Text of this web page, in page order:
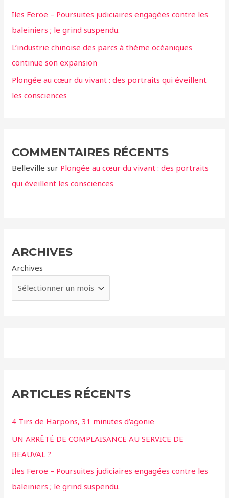
r
:
Iles Feroe – Poursuites judiciaires engagées contre les
baleiniers ; le grind suspendu.
L’industrie chinoise des parcs à thème océaniques
continue son expansion
Plongée au cœur du vivant : des portraits qui éveillent
les consciences
COMMENTAIRES RÉCENTS
Belleville sur Plongée au cœur du vivant : des portraits
qui éveillent les consciences
ARCHIVES
Archives
ARTICLES RÉCENTS
4 Tirs de Harpons, 31 minutes d’agonie
UN ARRÊTÉ DE COMPLAISANCE AU SERVICE DE
BEAUVAL ?
Iles Feroe – Poursuites judiciaires engagées contre les
baleiniers ; le grind suspendu.